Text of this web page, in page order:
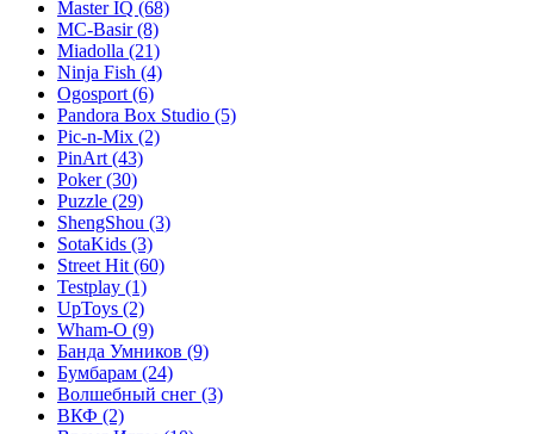
Master IQ (68)
MC-Basir(8)
Miadolla (21)
Ninja Fish (4)
Ogosport (6)
Pandora Box Studio (5)
Pic-n-Mix (2)
PinArt (43)
Poker(30)
Puzzle (29)
ShengShou (3)
SotaKids (3)
Street Hit (60)
Testplay (1)
UpToys (2)
Wham-O (9)
Банда Умников (9)
Бумбарам (24)
Волшебный снег (3)
ВКФ (2)